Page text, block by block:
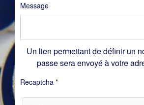
Message
Un lien permettant de définir un
passe sera envoyé à votre
Recaptcha *